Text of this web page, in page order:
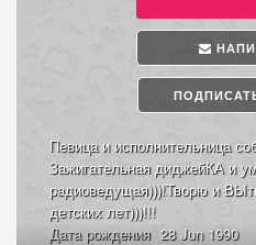
Певица и исполнительница
Зажигательная диджейКА и
радиоведущая)))!Творю и
детских лет)))!!!
Дата рождения 28 Jun 1990